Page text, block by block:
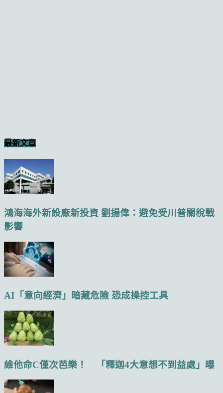
最新文章
鴻海海外新設廠新投資 劉揚偉：避免受川普關稅戰
影響
AI「意向經濟」暗藏危險 恐成操控工具
維他命C僅次芭樂！ 「釋迦4大意想不到益處」曝